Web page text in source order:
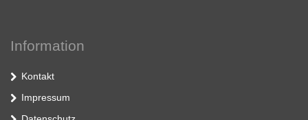
Information
Kontakt
Impressum